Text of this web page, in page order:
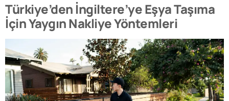
Türkiye’den İngiltere’ye Eşya Taşıma
İçin Yaygın Nakliye Yöntemleri